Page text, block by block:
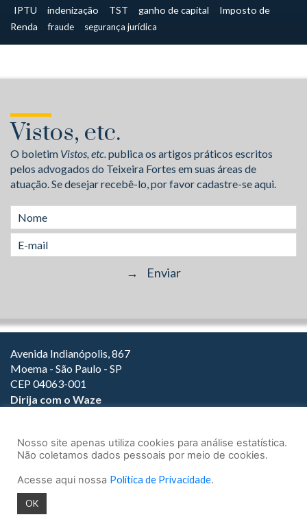
IPTU
indenização TST ganho de capital
Imposto de
Renda
fraude segurança jurídica
Vistos, etc.
O boletim Vistos, etc.publica os artigos práticos escritos
pelos advogados do Teixeira Fortes em suas áreas de
atuação. Se desejar recebê-lo, por favor cadastre-se aqui.
Avenida Indianópolis, 867
Moema - São Paulo - SP
CEP 04063-001
Dirija com o Waze
(11) 3147-1800
© 2026.
Nosso site apenas utiliza cookies para análise estatística.
Não coletamos dados pessoais por meio de cookies.
Acesse aqui nossa Política de Privacidade.
OK